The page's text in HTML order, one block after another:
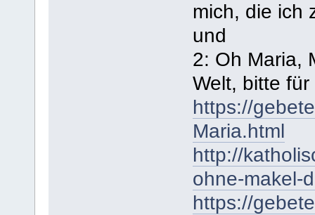
mich, die ich
und
2: Oh Maria,
Welt, bitte
https://
Maria.html
http://
ohne-makel-
https://